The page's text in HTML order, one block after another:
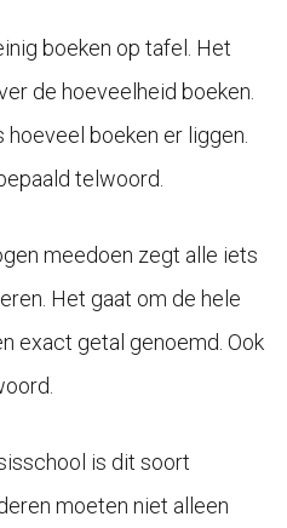
boeken op tafel. Het
de hoeveelheid boeken.
boeken er liggen.
telwoord.
meedoen zegt alle iets
Het gaat om de hele
exact getal genoemd. Ook
is dit soort
moeten niet alleen